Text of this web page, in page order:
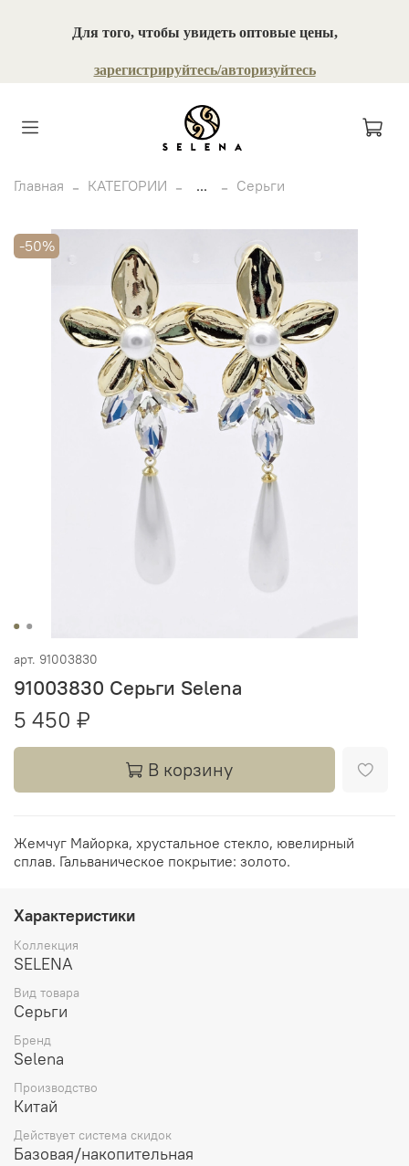
Для того, чтобы увидеть оптовые цены,
зарегистрируйтесь/авторизуйтесь
Главная КАТЕГОРИИ ... Серьги
-50%
арт. 91003830
91003830 Серьги Selena
5 450 ₽
В корзину
Жемчуг Майорка, хрустальное стекло, ювелирный
сплав. Гальваническое покрытие: золото.
Характеристики
Коллекция
SELENA
Вид товара
Серьги
Бренд
Selena
Производство
Китай
Действует система скидок
Базовая/накопительная